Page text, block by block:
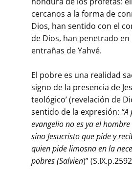
cercanos a la forma de
Dios, han sentido con el
de Dios, han penetrado en
entrañas de Yahvé.
El pobre es una realidad
signo de la presencia de
teológico’ (revelación de
sentido de la expresión:
evangelio no es ya el
sino Jesucristo que pide y
quien pide limosna en la
pobres (Salvien)”